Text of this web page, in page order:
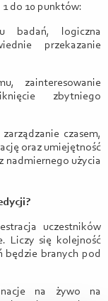
do 10 punktów:
badań, logiczna
przekazanie
zainteresowanie
zbytniego
czasem,
oraz umiejętność
nadmiernego użycia
uczestników
Liczy się kolejność
będzie branych pod
na żywo na